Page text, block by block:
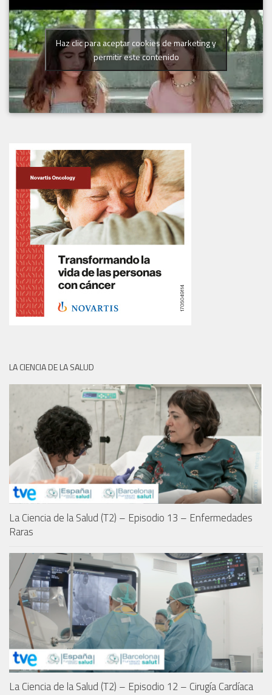
Haz clic para aceptar cookies de marketing y
permitir este contenido
LA CIENCIA DE LA SALUD
La Ciencia de la Salud (T2) – Episodio 13 – Enfermedades
Raras
La Ciencia de la Salud (T2) – Episodio 12 – Cirugía Cardíaca